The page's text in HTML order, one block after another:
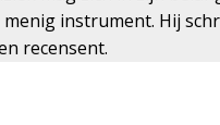
instrument. Hij
recensent.